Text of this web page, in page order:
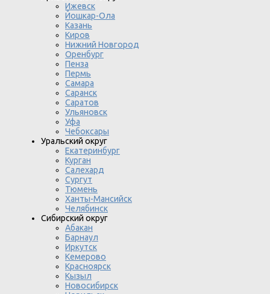
Ижевск
Йошкар-Ола
Казань
Киров
Нижний Новгород
Оренбург
Пенза
Пермь
Самара
Саранск
Саратов
Ульяновск
Уфа
Чебоксары
Уральский округ
Екатеринбург
Курган
Салехард
Сургут
Тюмень
Ханты-Мансийск
Челябинск
Сибирский округ
Абакан
Барнаул
Иркутск
Кемерово
Красноярск
Кызыл
Новосибирск